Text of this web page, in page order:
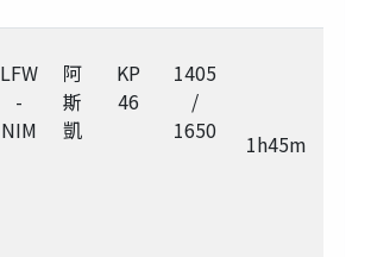
LFW
-
NIM
阿
斯
凱
KP
46
1405
/
1650
1h45m